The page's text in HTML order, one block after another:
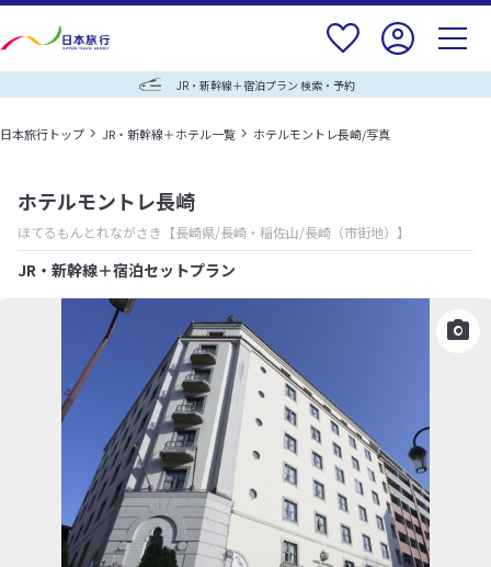
JR・新幹線＋宿泊プラン 検索・予約
日本旅行トップ JR・新幹線＋ホテル一覧 ホテルモントレ長崎/写真
ホテルモントレ長崎
ほてるもんとれながさき 【長崎県/長崎・稲佐山/長崎（市街地）】
JR・新幹線＋宿泊セットプラン